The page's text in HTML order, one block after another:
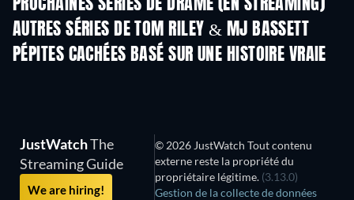
PROCHAINES SÉRIES DE DRAME (EN STREAMING)
Saison 6 Saison 2
AUTRES SÉRIES DE TOM RILEY & MJ BASSETT
Série Série
PÉPITES CACHÉES BASÉ SUR UNE HISTOIRE VRAIE
JustWatchThe
Streaming Guide
We are hiring!
© 2026 JustWatch Tout contenu
externe reste la propriété du
propriétaire légitime. (3.13.0)
Gestion de la collecte de données